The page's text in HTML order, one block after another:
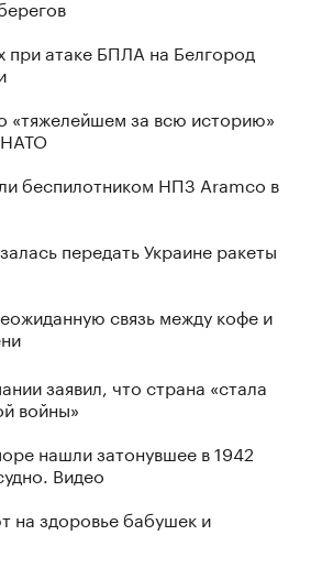
при атаке БПЛА на Белгород
«тяжелейшем за всю историю»
НАТО
беспилотником НПЗ Aramco в
передать Украине ракеты
связь между кофе и
заявил, что страна «стала
войны»
нашли затонувшее в 1942
Видео
на здоровье бабушек и